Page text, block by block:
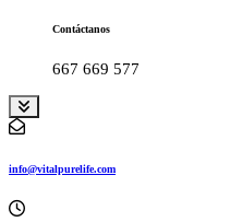
Contáctanos
667 669 577
info@vitalpurelife.com